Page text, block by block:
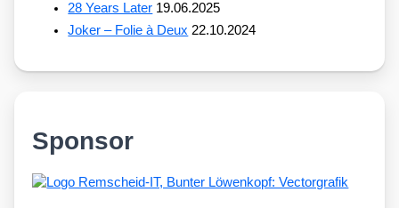
28 Years Later 19.06.2025
Joker – Folie à Deux 22.10.2024
Sponsor